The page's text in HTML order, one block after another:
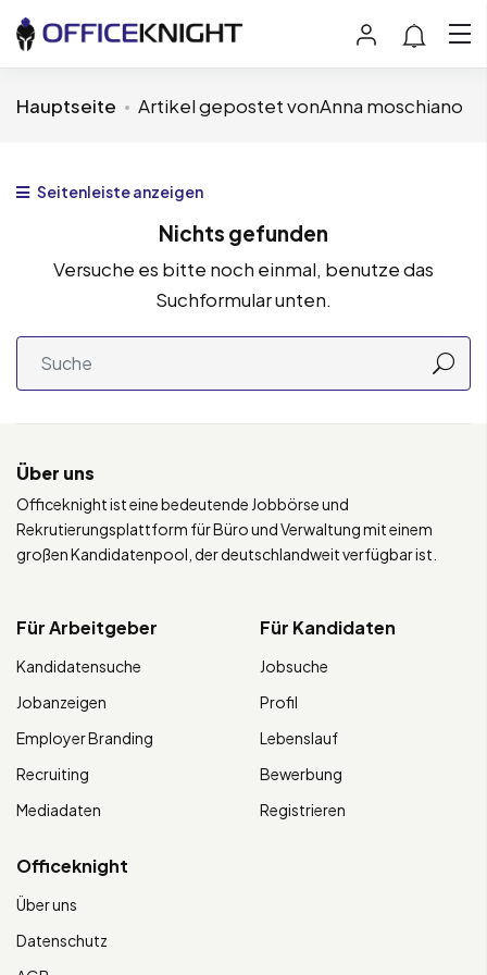
Hauptseite Artikel gepostet vonAnna moschiano
Seitenleiste anzeigen
Nichts gefunden
Versuche es bitte noch einmal, benutze das
Suchformular unten.
Über uns
Officeknight ist eine bedeutende Jobbörse und
Rekrutierungsplattform für Büro und Verwaltung mit einem
großen Kandidatenpool, der deutschlandweit verfügbar ist.
Für Arbeitgeber
Kandidatensuche
Jobanzeigen
Employer Branding
Recruiting
Mediadaten
Für Kandidaten
Jobsuche
Profil
Lebenslauf
Bewerbung
Registrieren
Officeknight
Über uns
Datenschutz